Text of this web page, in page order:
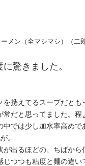
メン（全マシマシ）（二
驚きました。
を携えてるスープだとも
常だと思ってました。程
中では少し加水率高めで
。
が出るほどの、ちばから
じつつも粘度と麺の違い